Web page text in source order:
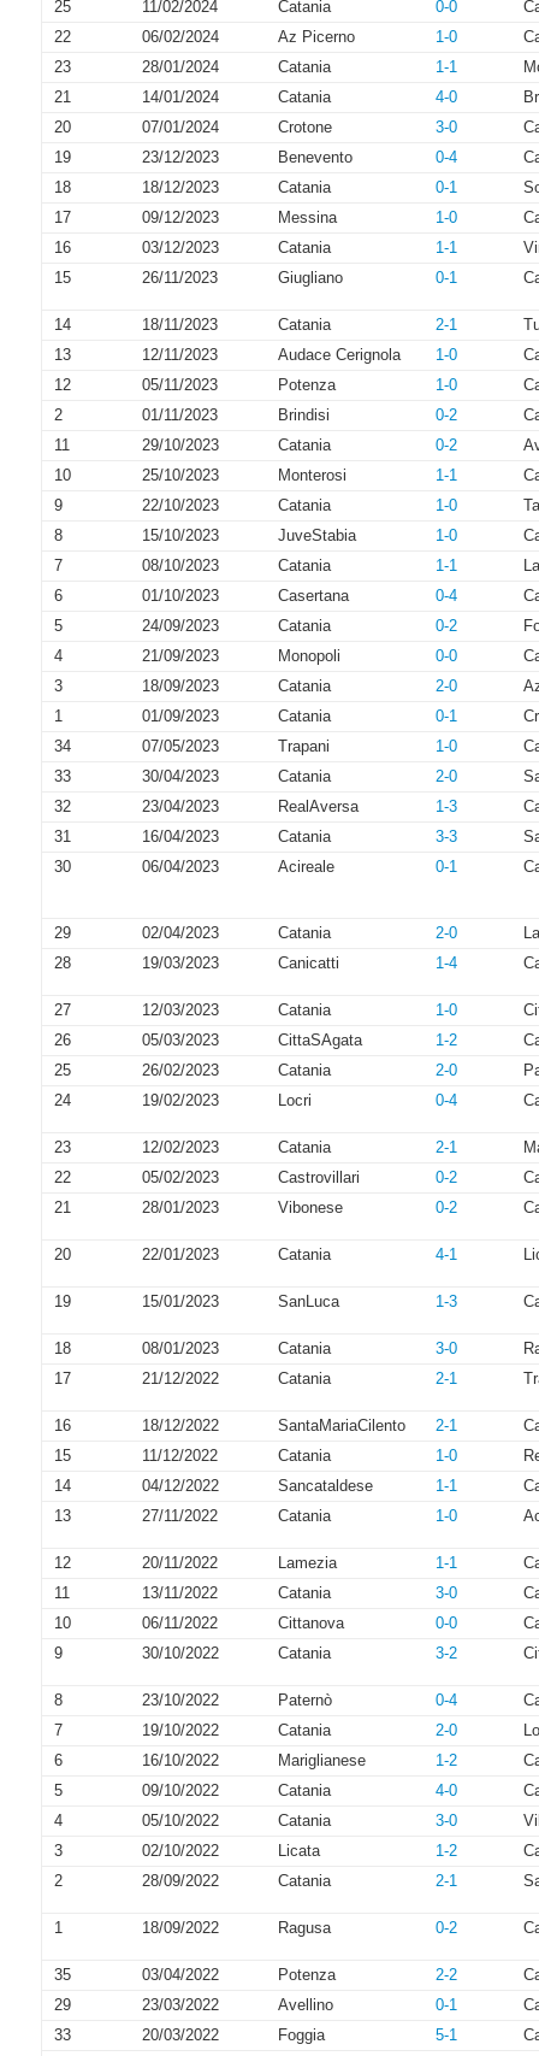
25 11/02/2024 Catania 0-0
22
06/02/2024 Az Picerno 1-0
23
28/01/2024 Catania 1-1
21
14/01/2024 Catania 4-0
20
07/01/2024 Crotone 3-0
19
23/12/2023 Benevento 0-4
18
18/12/2023 Catania 0-1
17
09/12/2023 Messina 1-0
16
03/12/2023 Catania 1-1
15
26/11/2023 Giugliano 0-1
14 18/11/2023 Catania 2-1
13
12/11/2023 Audace Cerignola 1-0
12
05/11/2023 Potenza 1-0
2
01/11/2023 Brindisi 0-2
11
29/10/2023 Catania 0-2
10
25/10/2023 Monterosi 1-1
9
22/10/2023 Catania 1-0
8
15/10/2023 JuveStabia 1-0
7
08/10/2023 Catania 1-1
6
01/10/2023 Casertana 0-4
5
24/09/2023 Catania 0-2
4
21/09/2023 Monopoli 0-0
3
18/09/2023 Catania 2-0
1
01/09/2023 Catania 0-1
34
07/05/2023 Trapani 1-0
33
30/04/2023 Catania 2-0
32
23/04/2023 RealAversa 1-3
31
16/04/2023 Catania 3-3
30
06/04/2023 Acireale 0-1
29 02/04/2023 Catania 2-0
28
19/03/2023 Canicatti 1-4
27 12/03/2023 Catania 1-0
26
05/03/2023 CittaSAgata 1-2
25
26/02/2023 Catania 2-0
24
19/02/2023 Locri 0-4
23 12/02/2023 Catania 2-1
22
05/02/2023 Castrovillari 0-2
21
28/01/2023 Vibonese 0-2
20 22/01/2023 Catania 4-1
19 15/01/2023 SanLuca 1-3
18 08/01/2023 Catania 3-0
17
21/12/2022 Catania 2-1
16 18/12/2022 SantaMariaCilento 2-1
15
11/12/2022 Catania 1-0
14
04/12/2022 Sancataldese 1-1
13
27/11/2022 Catania 1-0
12 20/11/2022 Lamezia 1-1
11
13/11/2022 Catania 3-0
10
06/11/2022 Cittanova 0-0
9
30/10/2022 Catania 3-2
8 23/10/2022 Paternò 0-4
7
19/10/2022 Catania 2-0
6
16/10/2022 Mariglianese 1-2
5
09/10/2022 Catania 4-0
4
05/10/2022 Catania 3-0
3
02/10/2022 Licata 1-2
2
28/09/2022 Catania 2-1
1 18/09/2022 Ragusa 0-2
35 03/04/2022 Potenza 2-2
29
23/03/2022 Avellino 0-1
33
20/03/2022 Foggia 5-1